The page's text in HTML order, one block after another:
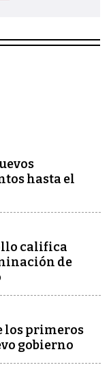
hasta el
califica
de
los primeros
gobierno